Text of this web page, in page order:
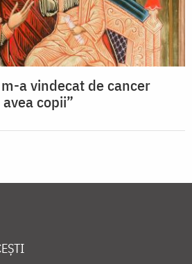
a vindecat de cancer
copii”